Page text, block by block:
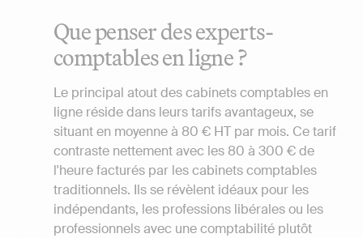
Que penser des experts-
comptables en ligne ?
Le principal atout des cabinets comptables en
ligne réside dans leurs tarifs avantageux, se
situant en moyenne à 80 € HT par mois. Ce tarif
contraste nettement avec les 80 à 300 € de
l'heure facturés par les cabinets comptables
traditionnels. Ils se révèlent idéaux pour les
indépendants, les professions libérales ou les
professionnels avec une comptabilité plutôt